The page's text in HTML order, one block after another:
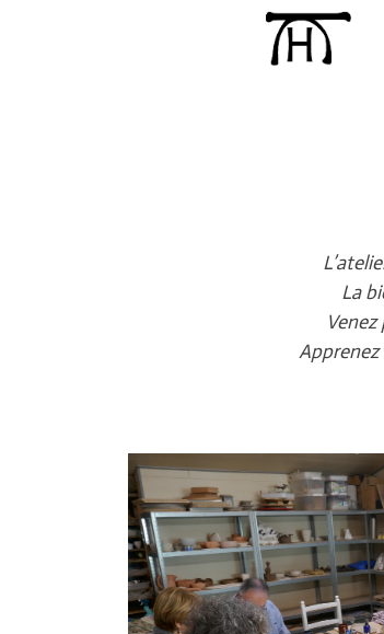
La
Apprenez